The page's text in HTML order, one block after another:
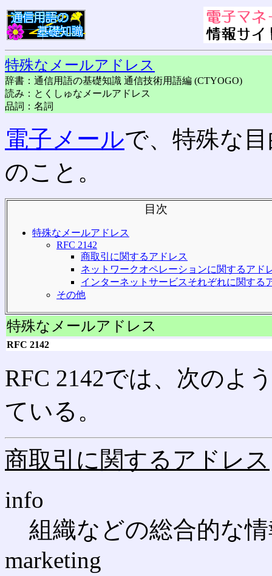
特殊なメールアドレス
辞書：通信用語の基礎知識 通信技術用語編 (CTYOGO)
読み：とくしゅなメールアドレス
品詞：名詞
電子メールで、特殊な
のこと。
目次
特殊なメールアドレス
RFC 2142
商取引に関するアドレス
ネットワークオペレーションに関するアド
インターネットサービスそれぞれに関する
その他
特殊なメールアドレス
RFC 2142
RFC 2142では、次のよ
ている。
商取引に関するアドレス
info
組織などの総合的な
marketing